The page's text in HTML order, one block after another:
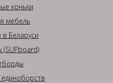
коньки
мебель
Беларуси